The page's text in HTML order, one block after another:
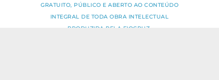
GRATUITO, PÚBLICO E ABERTO AO CONTEÚDO
INTEGRAL DE TODA OBRA INTELECTUAL
PRODUZIDA PELA FIOCRUZ.